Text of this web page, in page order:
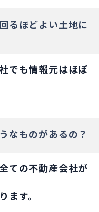
るほどよい土地に
でも情報元はほぼ
なものがあるの？
ての不動産会社が
ます。